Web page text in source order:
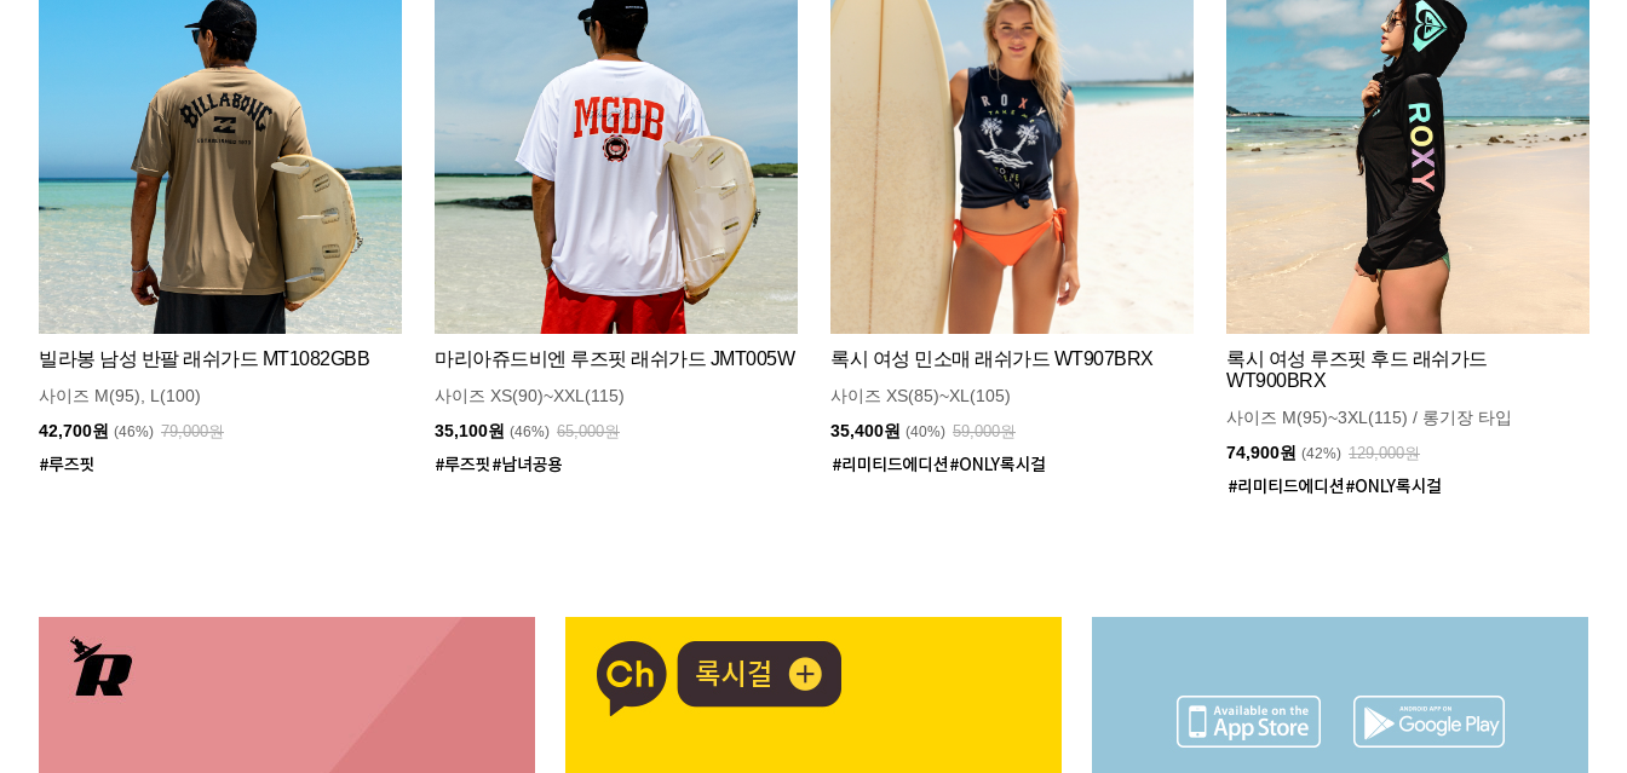
빌라봉 남성 반팔 래쉬가드 MT1082GBB
사이즈 M(95), L(100)
42,700원 (46%) 79,000원
마리아쥬드비엔 루즈핏 래쉬가드 JMT005W
사이즈 XS(90)~XXL(115)
35,100원 (46%) 65,000원
록시 여성 민소매 래쉬가드 WT907BRX
사이즈 XS(85)~XL(105)
35,400원 (40%) 59,000원
록시 여성 루즈핏 후드 래쉬가드
WT900BRX
사이즈 M(95)~3XL(115) / 롱기장 타입
74,900원 (42%) 129,000원